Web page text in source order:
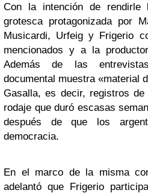
Con la intención de rendirle
grotesca protagonizada por
Musicardi, Urfeig y Frigerio
mencionados y a la
Además de las
documental muestra «material
Gasalla, es decir, registros de
rodaje que duró escasas
después de que los
democracia.
En el marco de la misma
adelantóque Frigerio